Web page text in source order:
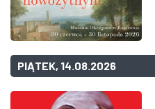
PIĄTEK, 14.08.2026